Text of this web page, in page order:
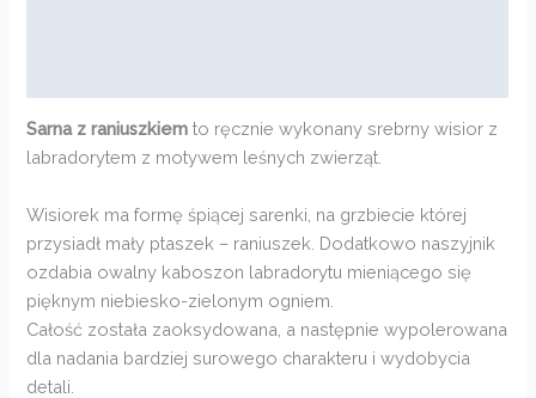
Sarna z raniuszkiemto ręcznie wykonany srebrny wisior z
labradorytem z motywem leśnych zwierząt.
Wisiorek ma formę śpiącej sarenki, na grzbiecie której
przysiadł mały ptaszek – raniuszek. Dodatkowo naszyjnik
ozdabia owalny kaboszon labradorytu mieniącego się
pięknym niebiesko-zielonym ogniem.
Całość została zaoksydowana, a następnie wypolerowana
dla nadania bardziej surowego charakteru i wydobycia
detali.